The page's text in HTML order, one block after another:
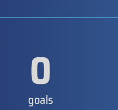
0
goals